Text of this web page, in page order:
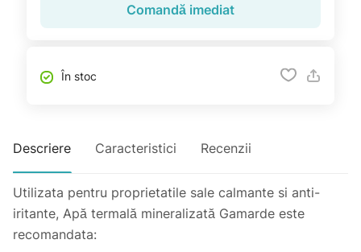
Comandă imediat
În stoc
Descriere Caracteristici Recenzii
Utilizata pentru proprietatile sale calmante si anti-
iritante, Apă termală mineralizată Gamarde este
recomandata: